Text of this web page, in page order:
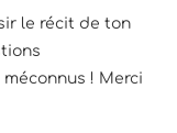
le récit de ton
! Merci